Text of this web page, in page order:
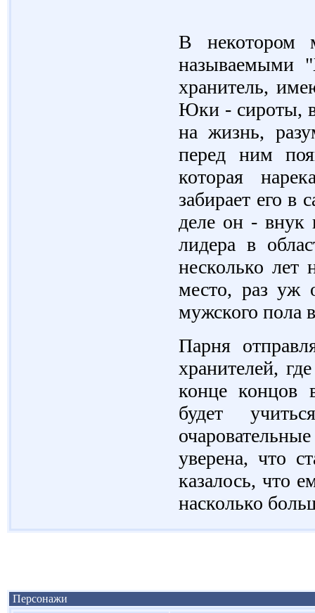
В некотором
называемыми
хранитель,
Юки - сироты,
на жизнь,
перед ним
которая
забирает его в
деле он - внук
лидера в
несколько лет
место, раз уж
мужского пола
Парня
хранителей,
конце концов
будет
уверена, что
казалось, что
насколько
Персонажи